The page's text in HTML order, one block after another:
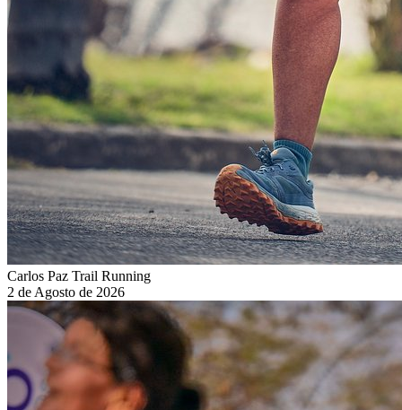
Carlos Paz Trail Running
2 de Agosto de 2026